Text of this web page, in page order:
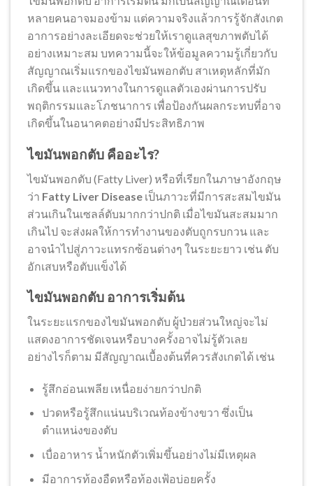
หลายคนอาจมองข้าม แต่ความจริงแล้วการรู้จักสังเกต
อาการอย่างละเอียดจะช่วยให้เราดูแลสุขภาพตับได้
อย่างเหมาะสม บทความนี้จะให้ข้อมูลความรู้เกี่ยวกับ
สัญญาณเริ่มแรกของไขมันพอกตับ สาเหตุหลักที่มัก
เกิดขึ้น และแนวทางในการดูแลตัวเองผ่านการปรับ
พฤติกรรมและโภชนาการ เพื่อป้องกันผลกระทบที่อาจ
เกิดขึ้นในอนาคตอย่างมีประสิทธิภาพ
ไขมันพอกตับ คืออะไร?
ไขมันพอกตับ (Fatty Liver) หรือที่เรียกในภาษาอังกฤษ
ว่า Fatty Liver Disease เป็นภาวะที่มีการสะสมไขมัน
ส่วนเกินในเซลล์ตับมากกว่าปกติ เมื่อไขมันสะสมมาก
เกินไป จะส่งผลให้การทำงานของตับถูกรบกวน และ
อาจนำไปสู่ภาวะแทรกซ้อนต่างๆ ในระยะยาว เช่น ตับ
อักเสบหรือตับแข็งได้
ไขมันพอกตับ อาการเริ่มต้น
ในระยะแรกของไขมันพอกตับ ผู้ป่วยส่วนใหญ่จะไม่
แสดงอาการชัดเจนหรือบางครั้งอาจไม่รู้ตัวเลย
อย่างไรก็ตาม มีสัญญาณเบื้องต้นที่ควรสังเกตได้ เช่น
รู้สึกอ่อนเพลีย เหนื่อยง่ายกว่าปกติ
ปวดหรือรู้สึกแน่นบริเวณท้องข้างขวา ซึ่งเป็น
ตำแหน่งของตับ
เบื่ออาหาร น้ำหนักตัวเพิ่มขึ้นอย่างไม่มีเหตุผล
มีอาการท้องอืดหรือท้องเฟ้อบ่อยครั้ง